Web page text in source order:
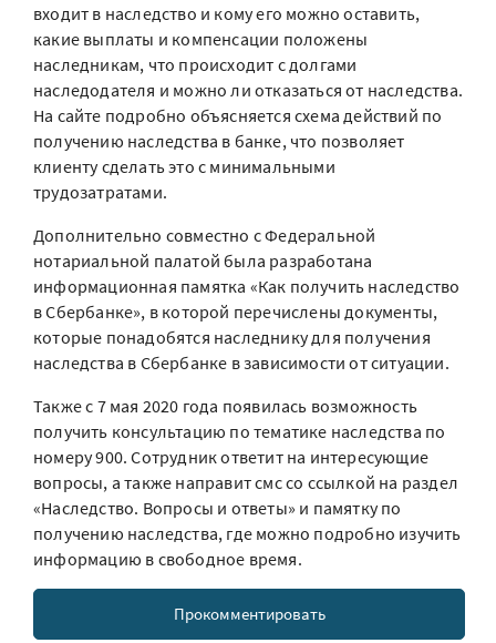
входит в наследство и кому его можно оставить,
какие выплаты и компенсации положены
наследникам, что происходит с долгами
наследодателя и можно ли отказаться от наследства.
На сайте подробно объясняется схема действий по
получению наследства в банке, что позволяет
клиенту сделать это с минимальными
трудозатратами.
Дополнительно совместно с Федеральной
нотариальной палатой была разработана
информационная памятка «Как получить наследство
в Сбербанке», в которой перечислены документы,
которые понадобятся наследнику для получения
наследства в Сбербанке в зависимости от ситуации.
Также с 7 мая 2020 года появилась возможность
получить консультацию по тематике наследства по
номеру 900. Сотрудник ответит на интересующие
вопросы, а также направит смс со ссылкой на раздел
«Наследство. Вопросы и ответы» и памятку по
получению наследства, где можно подробно изучить
информацию в свободное время.
Прокомментировать